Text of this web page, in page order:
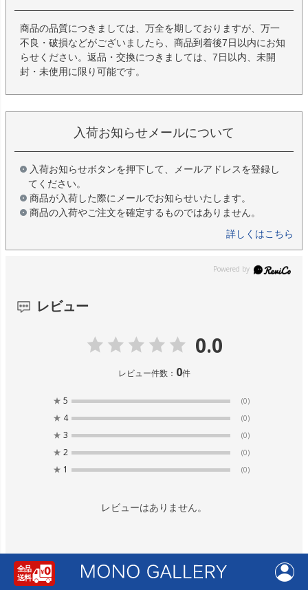
商品の品質につきましては、万全を期しておりますが、万一
不良・破損などがございましたら、商品到着後7日以内にお知
らせください。返品・交換につきましては、7日以内、未開
封・未使用に限り可能です。
入荷お知らせメールについて
入荷お知らせボタンを押下して、メールアドレスを登録し
てください。
商品が入荷した際にメールでお知らせいたします。
商品の入荷やご注文を確定するものではありません。
詳しくはこちら
レビュー
0.0
レビュー件数： 0件
★ 5 (0)
★ 4 (0)
★ 3 (0)
★ 2 (0)
★ 1 (0)
レビューはありません。
レビューを書く